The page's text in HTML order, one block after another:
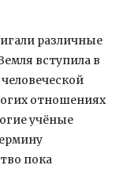
различные
вступила в
отношениях
учёные
пока